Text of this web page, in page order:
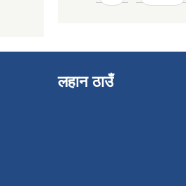
लहान ठाउँ